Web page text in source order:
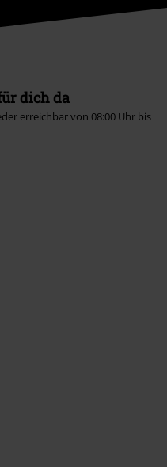
dich da
erreichbar von 08:00 Uhr bis